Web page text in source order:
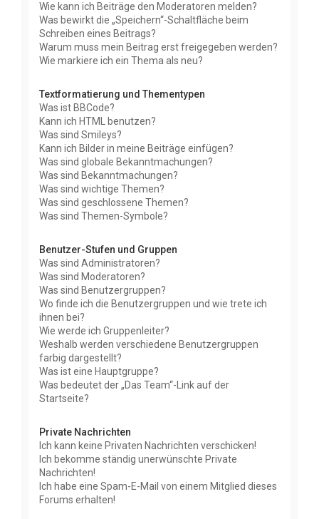
Wie kann ich Beiträge den Moderatoren melden?
Was bewirkt die „Speichern“-Schaltfläche beim
Schreiben eines Beitrags?
Warum muss mein Beitrag erst freigegeben werden?
Wie markiere ich ein Thema als neu?
Textformatierung und Thementypen
Was ist BBCode?
Kann ich HTML benutzen?
Was sind Smileys?
Kann ich Bilder in meine Beiträge einfügen?
Was sind globale Bekanntmachungen?
Was sind Bekanntmachungen?
Was sind wichtige Themen?
Was sind geschlossene Themen?
Was sind Themen-Symbole?
Benutzer-Stufen und Gruppen
Was sind Administratoren?
Was sind Moderatoren?
Was sind Benutzergruppen?
Wo finde ich die Benutzergruppen und wie trete ich
ihnen bei?
Wie werde ich Gruppenleiter?
Weshalb werden verschiedene Benutzergruppen
farbig dargestellt?
Was ist eine Hauptgruppe?
Was bedeutet der „Das Team“-Link auf der
Startseite?
Private Nachrichten
Ich kann keine Privaten Nachrichten verschicken!
Ich bekomme ständig unerwünschte Private
Nachrichten!
Ich habe eine Spam-E-Mail von einem Mitglied dieses
Forums erhalten!